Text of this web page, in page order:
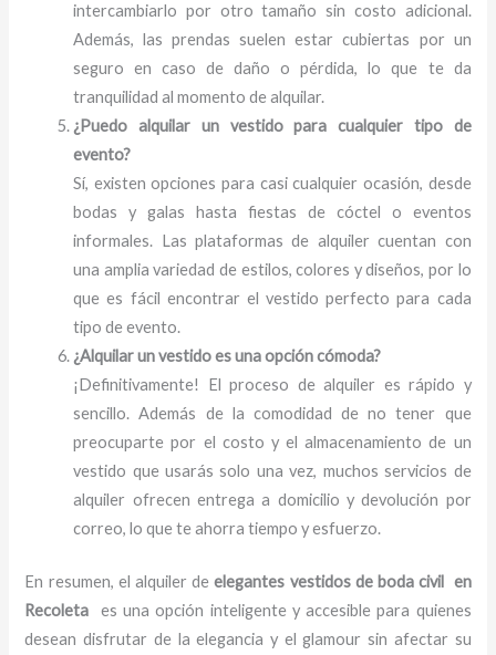
intercambiarlo por otro tamaño sin costo adicional.
Además, las prendas suelen estar cubiertas por un
seguro en caso de daño o pérdida, lo que te da
tranquilidad al momento de alquilar.
¿Puedo alquilar un vestido para cualquier tipo de
evento?
Sí, existen opciones para casi cualquier ocasión, desde
bodas y galas hasta fiestas de cóctel o eventos
informales. Las plataformas de alquiler cuentan con
una amplia variedad de estilos, colores y diseños, por lo
que es fácil encontrar el vestido perfecto para cada
tipo de evento.
¿Alquilar un vestido es una opción cómoda?
¡Definitivamente! El proceso de alquiler es rápido y
sencillo. Además de la comodidad de no tener que
preocuparte por el costo y el almacenamiento de un
vestido que usarás solo una vez, muchos servicios de
alquiler ofrecen entrega a domicilio y devolución por
correo, lo que te ahorra tiempo y esfuerzo.
En resumen, el alquiler de elegantes vestidos de boda civil en
Recoleta
es una opción inteligente y accesible para quienes
desean disfrutar de la elegancia y el glamour sin afectar su